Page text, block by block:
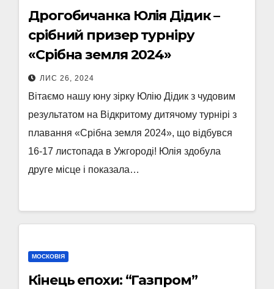
Дрогобичанка Юлія Дідик –
срібний призер турніру
«Срібна земля 2024»
ЛИС 26, 2024
Вітаємо нашу юну зірку Юлію Дідик з чудовим
результатом на Відкритому дитячому турнірі з
плавання «Срібна земля 2024», що відбувся
16-17 листопада в Ужгороді! Юлія здобула
друге місце і показала…
МОСКОВІЯ
Кінець епохи: “Газпром”